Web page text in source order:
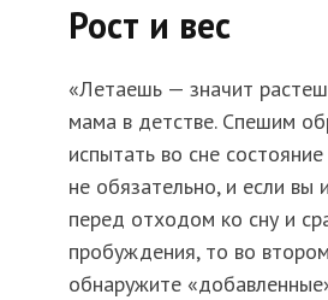
Рост и вес
«Летаешь — значит
мама в детстве. Спешим
испытать во сне
не обязательно, и если вы
перед отходом ко сну и
пробуждения, то во
обнаружите